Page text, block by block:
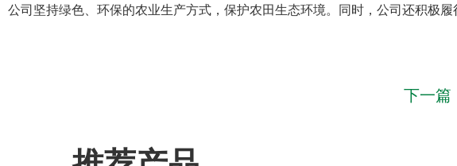
公司坚持绿色、环保的农业生产方式，保护农田生态环境。同时，公司还积极
下一篇